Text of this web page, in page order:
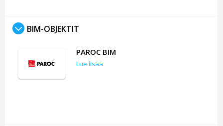
BIM-OBJEKTIT
PAROC BIM
Lue lisää